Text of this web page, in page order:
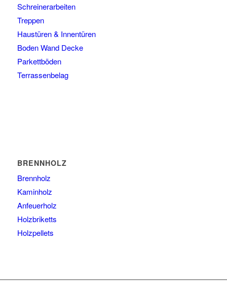
Schreinerarbeiten
Treppen
Haustüren & Innentüren
Boden Wand Decke
Parkettböden
Terrassenbelag
BRENNHOLZ
Brennholz
Kaminholz
Anfeuerholz
Holzbriketts
Holzpellets